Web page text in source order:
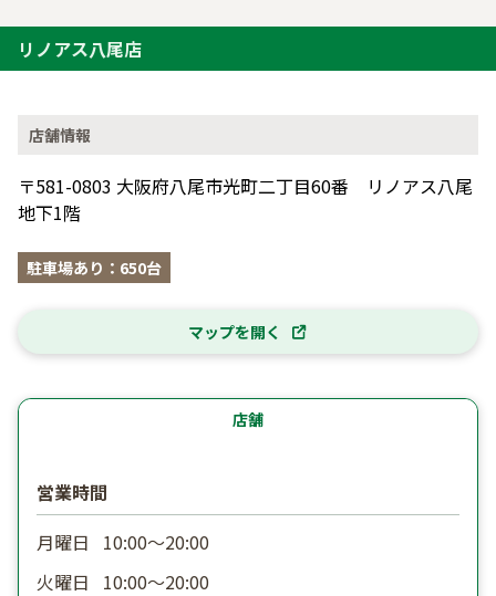
リノアス八尾店
店舗情報
〒581-0803 大阪府八尾市光町二丁目60番 リノアス八尾
地下1階
駐車場あり：650台
マップを開く
店舗
営業時間
月曜日
10:00〜20:00
火曜日
10:00〜20:00